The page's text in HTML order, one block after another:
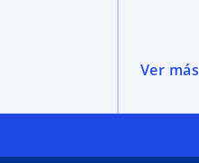
Ver más